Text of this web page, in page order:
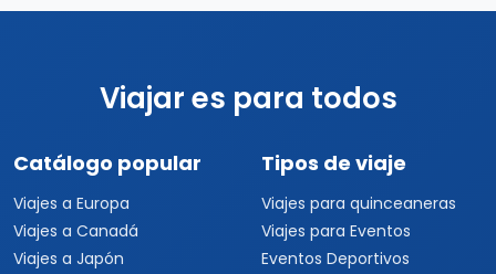
Viajar es para todos
Catálogo popular
Viajes a Europa
Viajes a Canadá
Viajes a Japón
Tipos de viaje
Viajes para quinceaneras
Viajes para Eventos
Eventos Deportivos